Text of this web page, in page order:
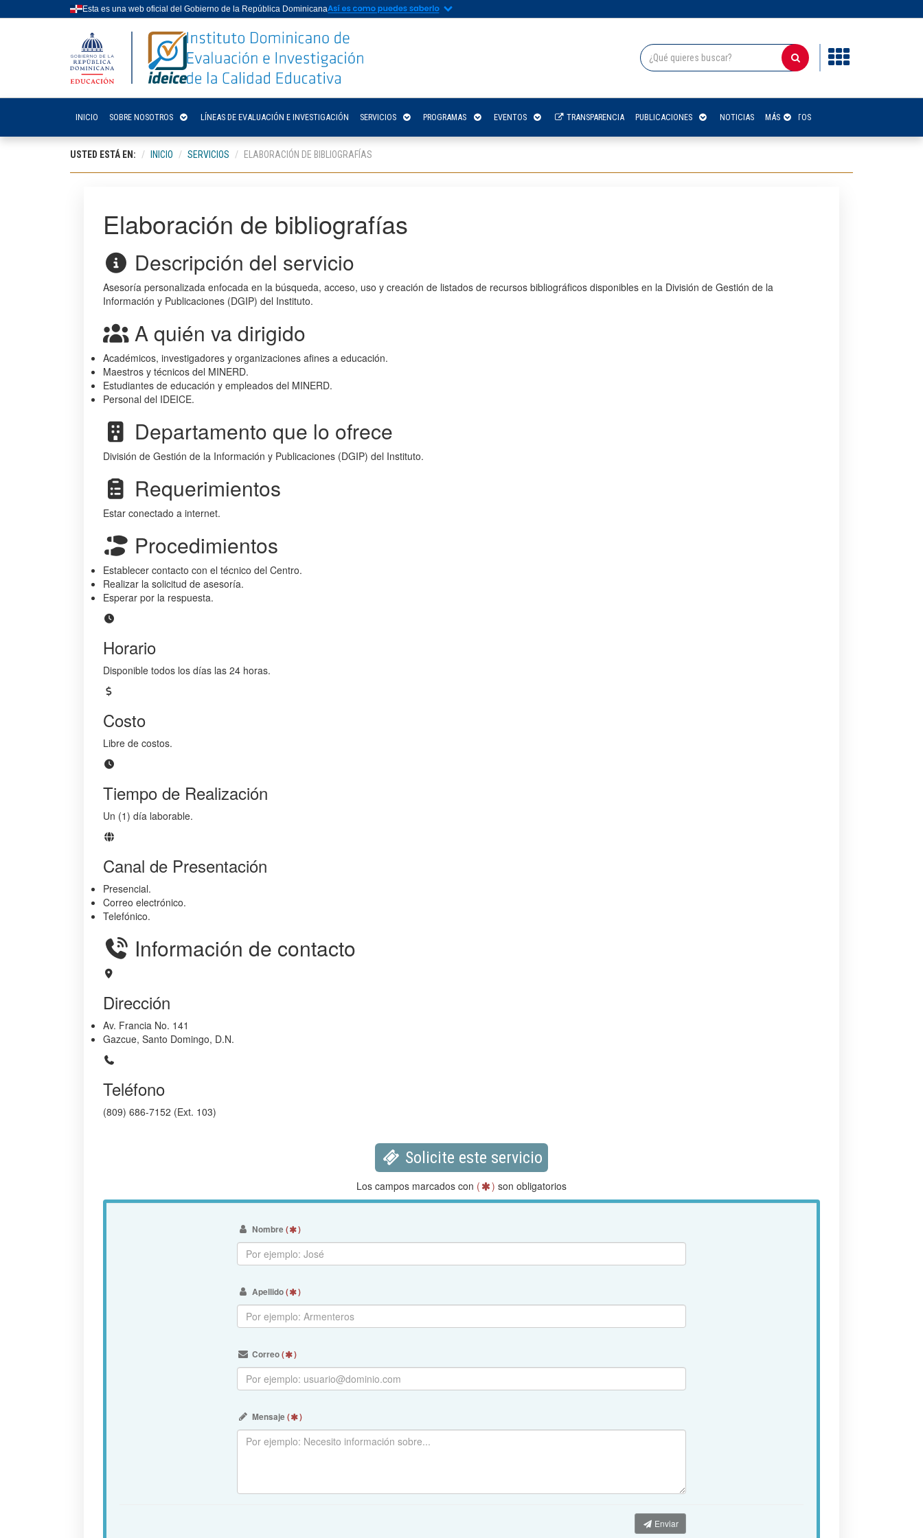
Esta es una web oficial del Gobierno de la República Dominicana
INICIO SOBRE NOSOTROS LÍNEAS DE EVALUACIÓN E INVESTIGACIÓN SERVICIOS PROGRAMAS EVENTOS TRANSPARENCIA PUBLICACIONES NOTICIAS CONTACTOS
MÁS
USTED ESTÁ EN: INICIO SERVICIOS ELABORACIÓN DE BIBLIOGRAFÍAS
Elaboración de bibliografías
Descripción del servicio
Asesoría personalizada enfocada en la búsqueda, acceso, uso y creación de listados de recursos bibliográficos disponibles en la División de Gestión de la
Información y Publicaciones (DGIP) del Instituto.
A quién va dirigido
Académicos, investigadores y organizaciones afines a educación.
Maestros y técnicos del MINERD.
Estudiantes de educación y empleados del MINERD.
Personal del IDEICE.
Departamento que lo ofrece
División de Gestión de la Información y Publicaciones (DGIP) del Instituto.
Requerimientos
Estar conectado a internet.
Procedimientos
Establecer contacto con el técnico del Centro.
Realizar la solicitud de asesoría.
Esperar por la respuesta.
Horario
Disponible todos los días las 24 horas.
Costo
Libre de costos.
Tiempo de Realización
Un (1) día laborable.
Canal de Presentación
Presencial.
Correo electrónico.
Telefónico.
Información de contacto
Dirección
Av. Francia No. 141
Gazcue, Santo Domingo, D.N.
Teléfono
(809) 686-7152 (Ext. 103)
Solicite este servicio
Los campos marcados con ( ) son obligatorios
Nombre( )
Apellido( )
Correo( )
Mensaje( )
Enviar